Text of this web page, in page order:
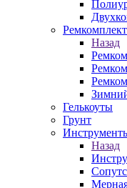
Назад
Гелькоуты
Грунт
Назад